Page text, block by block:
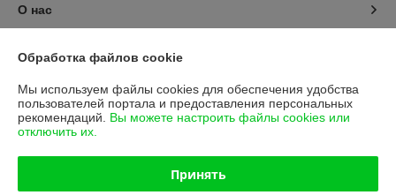
О нас
Контакты
Доставка и оплата
График работы
Обработка файлов cookie
Мы используем файлы cookies для обеспечения удобства
пользователей портала и предоставления персональных
рекомендаций. Вы можете настроить файлы cookies или
отключить их.
Принять